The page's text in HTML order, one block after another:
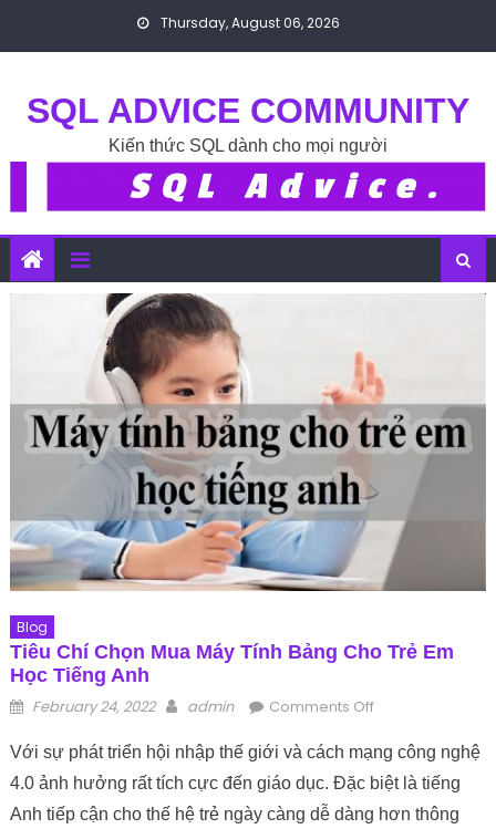
Thursday, August 06, 2026
SQL ADVICE COMMUNITY
Kiến thức SQL dành cho mọi người
Blog
Tiêu Chí Chọn Mua Máy Tính Bảng Cho Trẻ Em
Học Tiếng Anh
Posted on
February 24, 2022 Author
admin Comments Offon Tiêu chí chọn
bảng cho trẻ em
học tiếng Anh
Với sự phát triển hội nhập thế giới và cách mạng công nghệ
4.0 ảnh hưởng rất tích cực đến giáo dục. Đặc biệt là tiếng
Anh tiếp cận cho thế hệ trẻ ngày càng dễ dàng hơn thông